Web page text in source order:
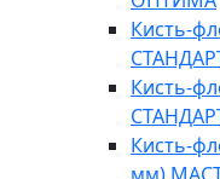
Кисть-
Кисть-
Кисть-